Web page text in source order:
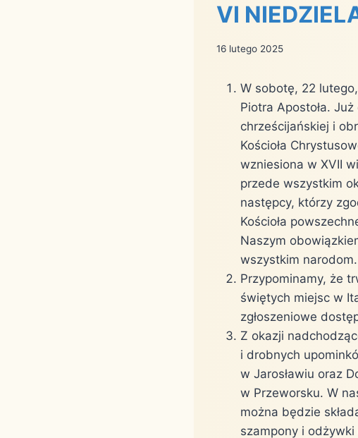
VI
16 lutego 2025
W sobotę, 22
Piotra Apostoła.
chrześcijańskiej i
Kościoła
wzniesiona w XVII
przede wszystkim
następcy, którzy
Kościoła
Naszym
wszystkim narodom.
Przypominamy, że
świętych miejsc w
zgłoszeniowe
Z okazji
i drobnych
w Jarosławiu oraz
w Przeworsku. W
można będzie
szampony i odżywki